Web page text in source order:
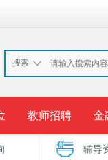
搜索
教师招聘 金
准考证
辅导